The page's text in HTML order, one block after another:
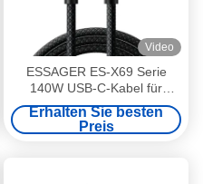
Video
ESSAGER ES-X69 Serie
140W USB-C-Kabel für
MacBook-Magnetladekabel
Erhalten Sie besten
Preis